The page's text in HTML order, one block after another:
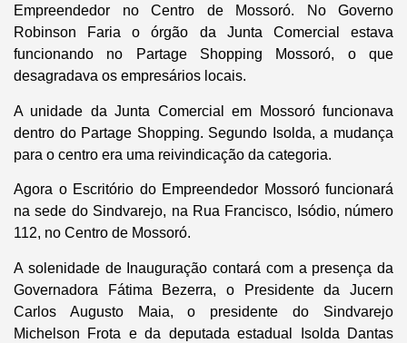
Empreendedor no Centro de Mossoró. No Governo
Robinson Faria o órgão da Junta Comercial estava
funcionando no Partage Shopping Mossoró, o que
desagradava os empresários locais.
A unidade da Junta Comercial em Mossoró funcionava
dentro do Partage Shopping. Segundo Isolda, a mudança
para o centro era uma reivindicação da categoria.
Agora o Escritório do Empreendedor Mossoró funcionará
na sede do Sindvarejo, na Rua Francisco, Isódio, número
112, no Centro de Mossoró.
A solenidade de Inauguração contará com a presença da
Governadora Fátima Bezerra, o Presidente da Jucern
Carlos Augusto Maia, o presidente do Sindvarejo
Michelson Frota e da deputada estadual Isolda Dantas